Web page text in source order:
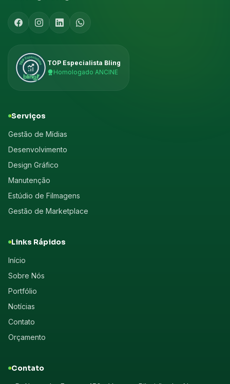
TOP Especialista Bling
Homologado ANCINE
Serviços
Gestão de Mídias
Desenvolvimento
Design Gráfico
Manutenção
Estúdio de Filmagens
Gestão de Marketplace
Links Rápidos
Início
Sobre Nós
Portfólio
Notícias
Contato
Orçamento
Contato